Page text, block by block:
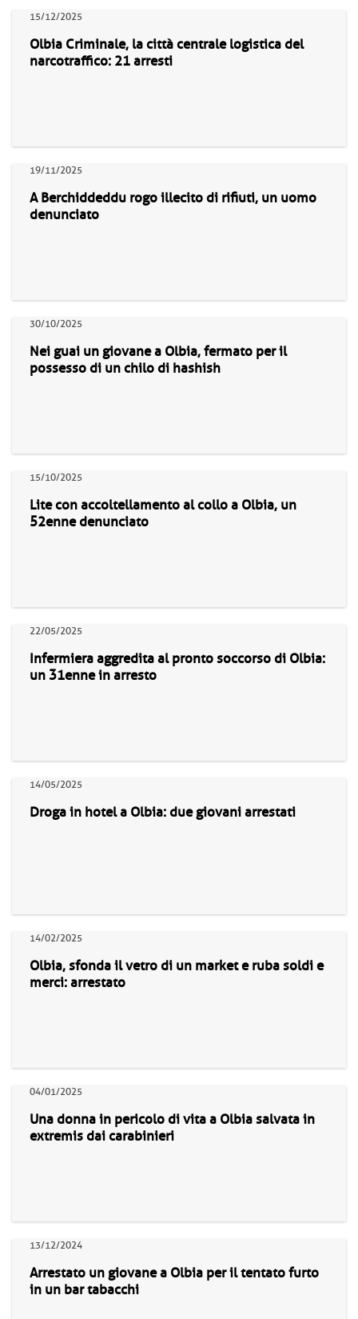
15/12/2025
Olbia Criminale, la città centrale logistica del
narcotraffico: 21 arresti
19/11/2025
A Berchiddeddu rogo illecito di rifiuti, un uomo
denunciato
30/10/2025
Nei guai un giovane a Olbia, fermato per il
possesso di un chilo di hashish
15/10/2025
Lite con accoltellamento al collo a Olbia, un
52enne denunciato
22/05/2025
Infermiera aggredita al pronto soccorso di Olbia:
un 31enne in arresto
14/05/2025
Droga in hotel a Olbia: due giovani arrestati
14/02/2025
Olbia, sfonda il vetro di un market e ruba soldi e
merci: arrestato
04/01/2025
Una donna in pericolo di vita a Olbia salvata in
extremis dai carabinieri
13/12/2024
Arrestato un giovane a Olbia per il tentato furto
in un bar tabacchi